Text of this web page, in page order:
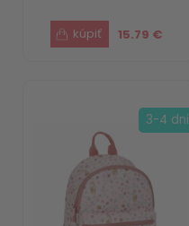
15.79 €
3-4 dni